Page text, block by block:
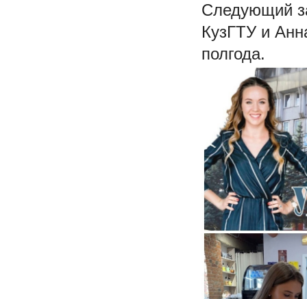
Следующий
КузГТУ и
полгода.